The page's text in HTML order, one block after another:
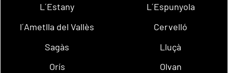
L´Estany
L´Espunyola
l´Ametlla del Vallès
Cervelló
Sagàs
Lluçà
Orís
Olvan